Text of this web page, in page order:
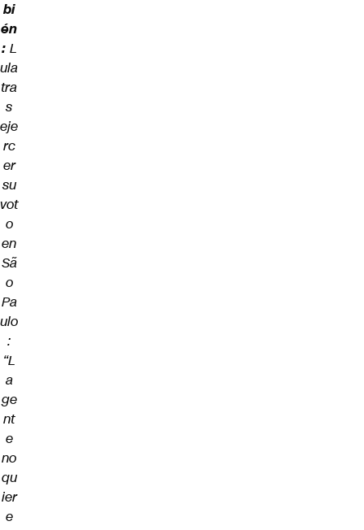
bi
én
: L
ula
tra
s
eje
rc
er
su
vot
o
en
Sã
o
Pa
ulo
:
“L
a
ge
nt
e
no
qu
ier
e